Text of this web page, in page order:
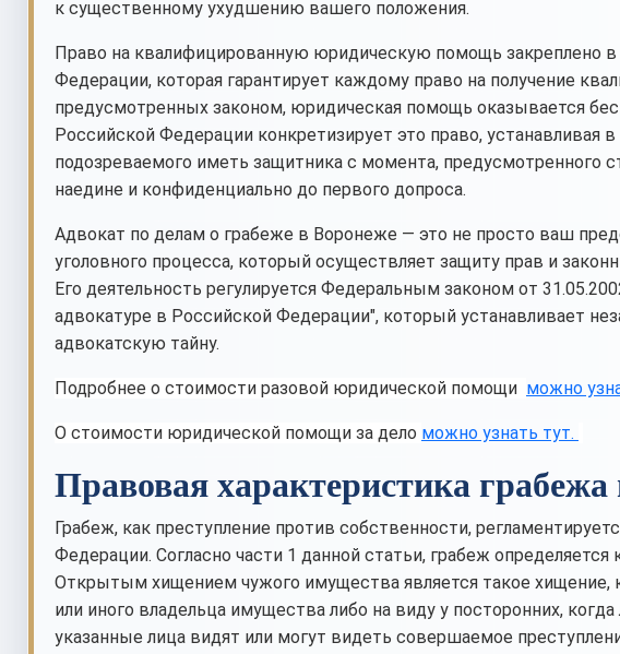
к существенному ухудшению вашего положения.
Право на квалифицированную юридическую помощь закреплено
Федерации, которая гарантирует каждому право на получение
предусмотренных законом, юридическая помощь оказывается
Российской Федерации конкретизирует это право, устанавливая
подозреваемого иметь защитника с момента, предусмотренного
наедине и конфиденциально до первого допроса.
Адвокат по делам о грабеже в Воронеже — это не просто ваш
уголовного процесса, который осуществляет защиту прав и
Его деятельность регулируется Федеральным законом от
адвокатуре в Российской Федерации", который устанавливает
адвокатскую тайну.
Подробнее о стоимости разовой юридической помощи можно
О стоимости юридической помощи за дело можно узнать тут.
Правовая характеристика
Грабеж, как преступление против собственности,
Федерации. Согласно части 1 данной статьи, грабеж
Открытым хищением чужого имущества является такое хищение,
или иного владельца имущества либо на виду у посторонних,
указанные лица видят или могут видеть совершаемое